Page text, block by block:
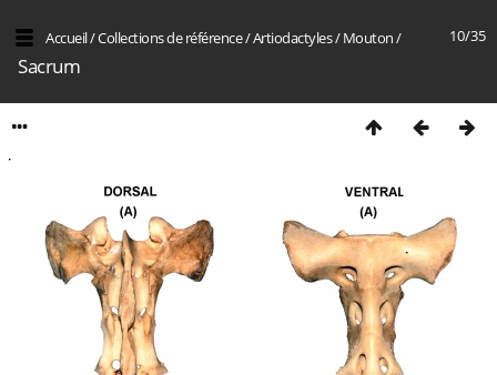
10/35
Accueil/Collections de référence/Artiodactyles/Mouton/
Sacrum